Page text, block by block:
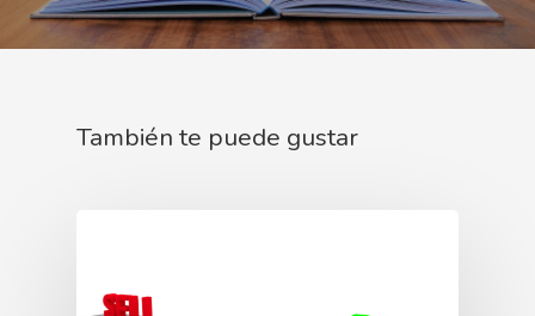
También te puede gustar